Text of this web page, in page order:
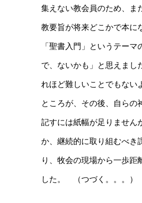
集えない教会員のため、ま
教要旨が将来どこかで本に
「聖書入門」というテー
で、ないかも」と思えまし
れほど難しいことでもない
ところが、その後、自らの
記すには紙幅が足りません
か、継続的に取り組むべき
り、牧会の現場から一歩
した。 （つづく。。。）